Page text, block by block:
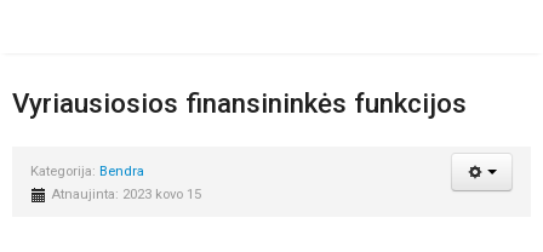
Vyriausiosios finansininkės funkcijos
Kategorija: Bendra
Atnaujinta: 2023 kovo 15